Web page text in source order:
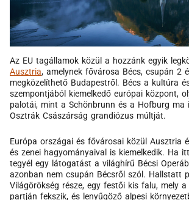
Az EU tagállamok közül a hozzánk egyik
Ausztria, amelynek fővárosa Bécs, csupán 2
megközelíthető Budapestről. Bécs a kultúra
szempontjából kiemelkedő európai központ,
palotái, mint a Schönbrunn és a Hofburg ma
Osztrák Császárság grandiózus múltját.
Európa országai és fővárosai közül Ausztria
és zenei hagyományaival is kiemelkedik. Ha
tegyél egy látogatást a világhírű Bécsi
azonban nem csupán Bécsről szól. Hallstatt
Világörökség része, egy festői kis falu, mely
partján fekszik, és lenyűgöző alpesi